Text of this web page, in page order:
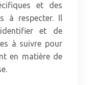
et des
à respecter. Il
et de
à suivre pour
en matière de